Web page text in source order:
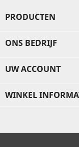
PRODUCTEN
ONS BEDRIJF
UW ACCOUNT
WINKEL